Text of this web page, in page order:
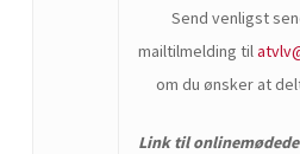
Send venligst
mailtilmelding til
om du ønsker at
Link til